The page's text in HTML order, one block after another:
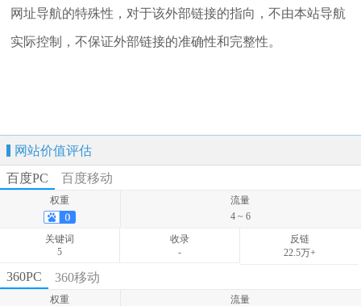
网址导航的特殊性，对于该外部链接的指向，不由本站导航
实际控制，不保证外部链接的准确性和完整性。
网站价值评估
百度PC
百度移动
权重
流量
4 ~ 6
关键词
5
收录
-
反链
22.5万+
权重
360PC 360移动
权重
流量